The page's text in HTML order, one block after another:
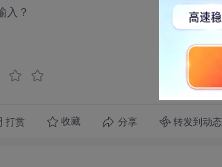
入？
打赏 收藏 分享 转发到动态